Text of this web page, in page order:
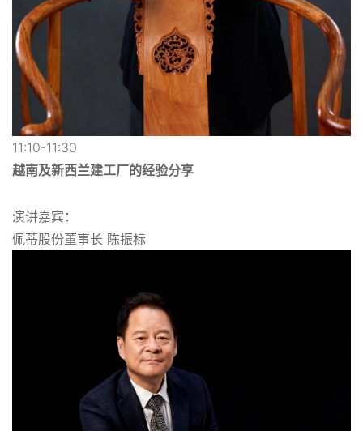
11:10-11:30
越南及新西兰建工厂的经验分享
演讲嘉宾：
佩蒂股份董事长 陈振标